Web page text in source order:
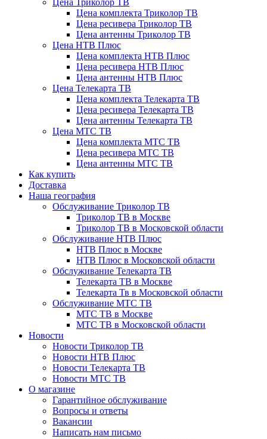
Цена Триколор ТВ
Цена комплекта Триколор ТВ
Цена ресивера Триколор ТВ
Цена антенны Триколор ТВ
Цена НТВ Плюс
Цена комплекта НТВ Плюс
Цена ресивера НТВ Плюс
Цена антенны НТВ Плюс
Цена Телекарта ТВ
Цена комплекта Телекарта ТВ
Цена ресивера Телекарта ТВ
Цена антенны Телекарта ТВ
Цена МТС ТВ
Цена комплекта МТС ТВ
Цена ресивера МТС ТВ
Цена антенны МТС ТВ
Как купить
Доставка
Наша география
Обслуживание Триколор ТВ
Триколор ТВ в Москве
Триколор ТВ в Московской области
Обслуживание НТВ Плюс
НТВ Плюс в Москве
НТВ Плюс в Московской области
Обслуживание Телекарта ТВ
Телекарта ТВ в Москве
Телекарта Тв в Московской области
Обслуживание МТС ТВ
МТС ТВ в Москве
МТС ТВ в Московской области
Новости
Новости Триколор ТВ
Новости НТВ Плюс
Новости Телекарта ТВ
Новости МТС ТВ
О магазине
Гарантийное обслуживание
Вопросы и ответы
Вакансии
Написать нам письмо